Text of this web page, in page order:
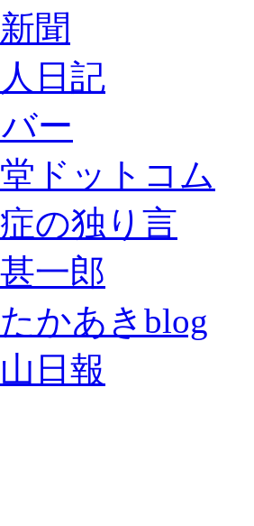
聞
日記
ー
ドットコム
の独り言
一郎
かあきblog
日報